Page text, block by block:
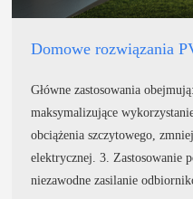
Domowe rozwiązania
Główne zastosowania
maksymalizujące
obciążenia szczytowego,
elektrycznej. 3. Zastosowanie
niezawodne zasilanie